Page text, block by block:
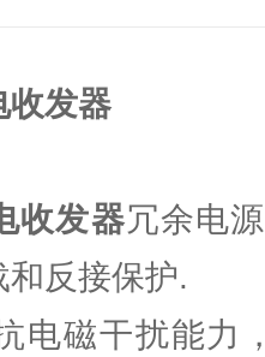
收发器
收发器冗余电
和反接保护.
电磁干扰能力